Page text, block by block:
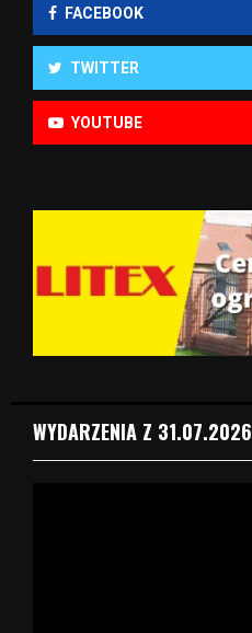
FACEBOOK
TWITTER
YOUTUBE
WYDARZENIA Z 31.07.2026